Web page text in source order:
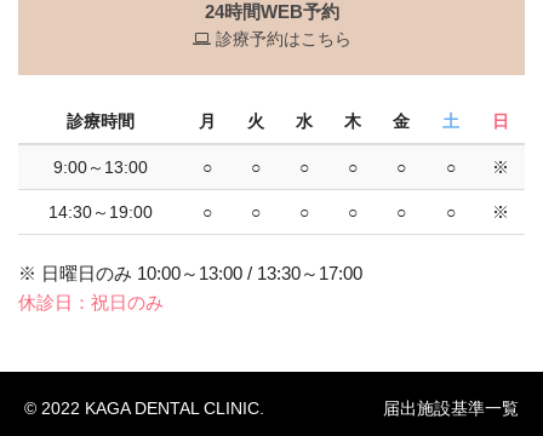
24時間WEB予約
診療予約はこちら
診療時間 月 火 水 木 金 土 日
9:00～13:00 ○ ○ ○ ○ ○ ○ ※
14:30～19:00 ○ ○ ○ ○ ○ ○ ※
※ 日曜日のみ 10:00～13:00 / 13:30～17:00
休診日：祝日のみ
© 2022 KAGA DENTAL CLINIC. 届出施設基準一覧